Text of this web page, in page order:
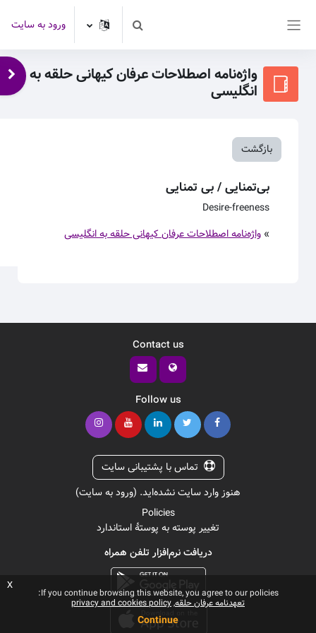
Toggle search inputورود به سایت
واژه‌نامه اصطلاحات عرفان کیهانی حلقه به
انگلیسی
بازگشت
بی‌تمنایی / بی تمنایی
Desire-freeness
» واژه‌نامه اصطلاحات عرفان کیهانی حلقه به انگلیسی
Contact us
Follow us
تماس با پشتیبانی سایت
هنوز وارد سایت نشده‌اید. (ورود به سایت)
Policies
تغییر پوسته به پوستهٔ استاندارد
دریافت نرم‌افزار تلفن همراه
If you continue browsing this website, you agree to our policies:
تعهدنامه عرفان حلقه privacy and cookies policy
Continue
x